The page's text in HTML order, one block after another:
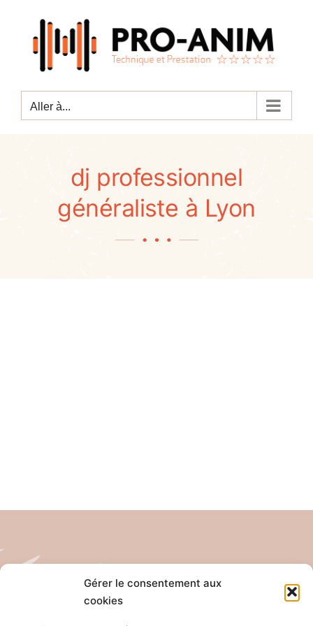
Gérer le consentement aux
cookies
contenu
Aller à...
dj professionnel
généraliste à Lyon
Tél: 04 26 65 32 19